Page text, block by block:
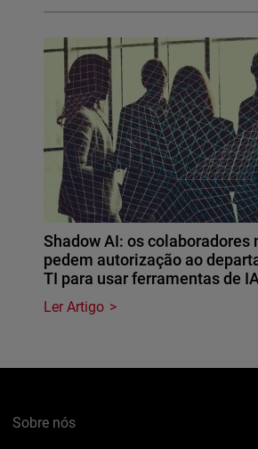
Shadow AI: os colaboradores
pedem autorização ao
TI para usar ferramentas de
Ler Artigo
Sobre nós